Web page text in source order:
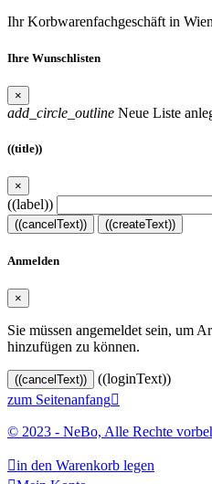
Ihr Korbwarenfachgeschäft in
Ihre Wunschlisten
×
add_circle_outline Neue Liste
((title))
×
((label))
((cancelText)) ((createText))
Anmelden
×
Sie müssen angemeldet sein, um
hinzufügen zu können.
((cancelText))
((loginText))
zum Seitenanfang
© 2023 - NeBo, Alle Rechte
in den Warenkorb legen